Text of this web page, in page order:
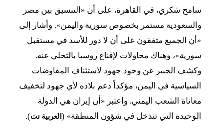
سامح شكري، في القاهرة، على أن «التنسيق بين مصر
والسعودية مستمر بخصوص سورية واليمن». وأشار إلى
«أن الجميع متفقون على أن لا دور للأسد في مستقبل
سورية»، وهناك محاولات لإقناع روسيا بالتخلي عنه.
وكشف الجبير عن وجود جهود لاستئناف المفاوضات
السياسية في اليمن، مؤكداً دعم بلاده لأي جهود لتخفيف
معاناة الشعب اليمني. واعتبر «أن إيران هي الدولة
الوحيدة التي تتدخل في شؤون المنطقة» ( العربية نت).